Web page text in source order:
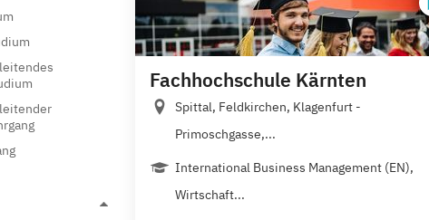
Fachhochschule Kärnten
Spittal, Feldkirchen, Klagenfurt -
Primoschgasse,...
International Business Management (EN),
Wirtschaft...